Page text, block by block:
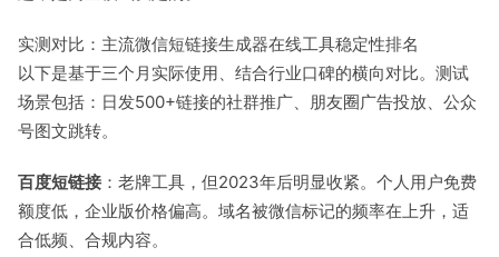
实测对比：主流微信短链接生成器在线工具稳定性排名
以下是基于三个月实际使用、结合行业口碑的横向对比。测试
场景包括：日发500+链接的社群推广、朋友圈广告投放、公众
号图文跳转。
百度短链接 ：老牌工具，但2023年后明显收紧。个人用户免费
额度低，企业版价格偏高。域名被微信标记的频率在上升，适
合低频、合规内容。